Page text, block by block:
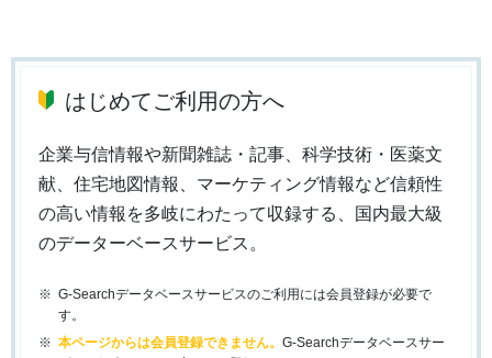
はじめてご利用の方へ
企業与信情報や新聞雑誌・記事、科学技術・医薬文
献、住宅地図情報、マーケティング情報など信頼性
の高い情報を多岐にわたって収録する、国内最大級
のデーターベースサービス。
G-Searchデータベースサービスのご利用には会員登録が必要で
す。
本ページからは会員登録できません。 G-Searchデータベースサー